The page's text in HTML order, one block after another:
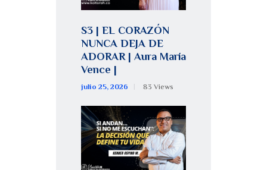
S3 | EL CORAZÓN
NUNCA DEJA DE
ADORAR | Aura María
Vence |
julio 25, 2026 83 Views